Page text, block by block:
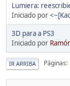
Lumiera:
Iniciado por
3D para a PS3
Iniciado por
IR ARRIBA Páginas